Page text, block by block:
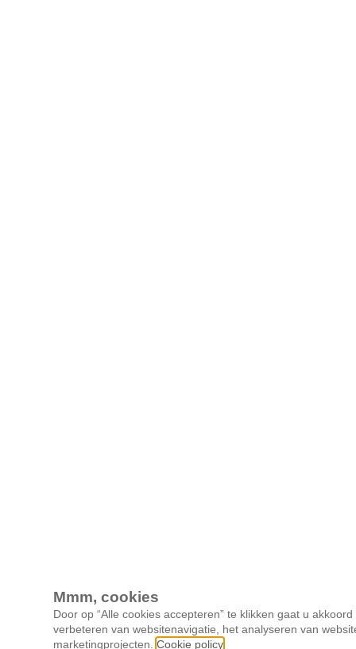
Mmm, cookies
Door op “Alle cookies accepteren” te klikken gaat u
verbeteren van websitenavigatie, het analyseren van
marketingprojecten. Cookie policy